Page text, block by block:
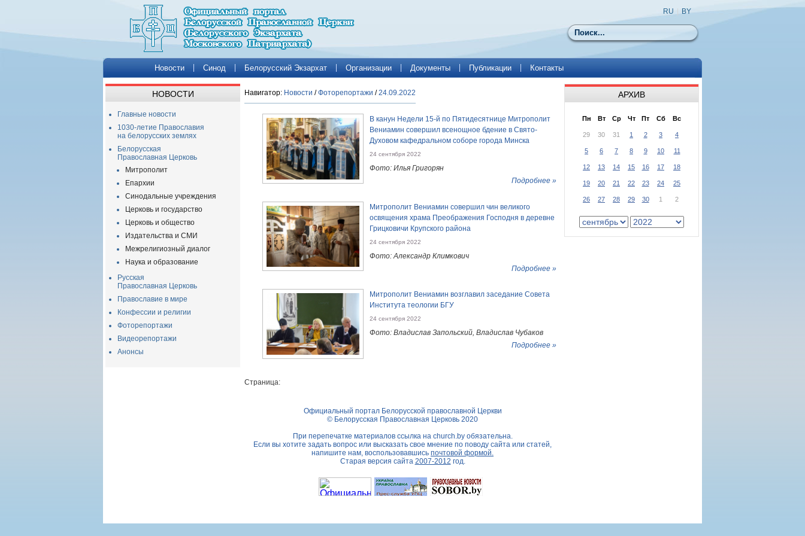
Поиск
RU BY
Новости Синод Белорусский Экзархат Организации Документы Публикации Контакты
НОВОСТИ
Главные новости
1030-летие Православия
на белорусских землях
Белорусская
Православная Церковь
Митрополит
Епархии
Синодальные учреждения
Церковь и государство
Церковь и общество
Издательства и СМИ
Межрелигиозный диалог
Наука и образование
Русская
Православная Церковь
Православие в мире
Конфессии и религии
Фоторепортажи
Видеорепортажи
Анонсы
Навигатор: Новости /Фоторепортажи /24.09.2022
В канун Недели 15-й по Пятидесятнице Митрополит
Вениамин совершил всенощное бдение в Свято-
Духовом кафедральном соборе города Минска
24 сентября 2022
Фото: Илья Григорян
Подробнее »
Митрополит Вениамин совершил чин великого
освящения храма Преображения Господня в деревне
Грицковичи Крупского района
24 сентября 2022
Фото: Александр Климкович
Подробнее »
Митрополит Вениамин возглавил заседание Совета
Института теологии БГУ
24 сентября 2022
Фото: Владислав Запольский, Владислав Чубаков
Подробнее »
Страница:
АРХИВ
Пн Вт Ср Чт Пт Сб Вс
29 30 31 1 2 3 4
5 6 7 8 9 10 11
12 13 14 15 16 17 18
19 20 21 22 23 24 25
26 27 28 29 30 1 2
Официальный портал Белорусской православной Церкви
© Белорусская Православная Церковь 2020
При перепечатке материалов ссылка на church.byобязательна.
Если вы хотите задать вопрос или высказать свое мнение по поводу сайта или статей,
напишите нам, воспользовавшись почтовой формой.
Старая версия сайта 2007-2012 год.